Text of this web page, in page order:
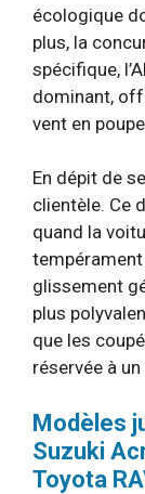
écologique
plus, la
spécifique,
dominant,
vent en
En dépit de
clientèle. Ce
quand la
glissement
plus
que les
réservée à
Modèles
Suzuki
Toyota